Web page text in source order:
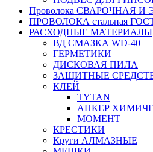
Проволока СВАРОЧНАЯ И
ПРОВОЛОКА стальная
РАСХОДНЫЕ МАТЕРИАЛЫ
ВД СМАЗКА WD-40
ГЕРМЕТИКИ
ДИСКОВАЯ ПИЛА
ЗАЩИТНЫЕ
КЛЕЙ
TYTAN
АНКЕР
МОМЕНТ
КРЕСТИКИ
Круги АЛМАЗНЫЕ